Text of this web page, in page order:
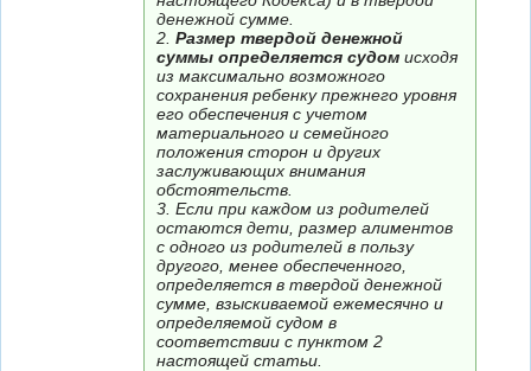
денежной сумме.
2. Размер твердой денежной
суммы определяется судом исходя
из максимально возможного
сохранения ребенку прежнего уровня
его обеспечения с учетом
материального и семейного
положения сторон и других
заслуживающих внимания
обстоятельств.
3. Если при каждом из родителей
остаются дети, размер алиментов
с одного из родителей в пользу
другого, менее обеспеченного,
определяется в твердой денежной
сумме, взыскиваемой ежемесячно и
определяемой судом в
соответствии с пунктом 2
настоящей статьи.